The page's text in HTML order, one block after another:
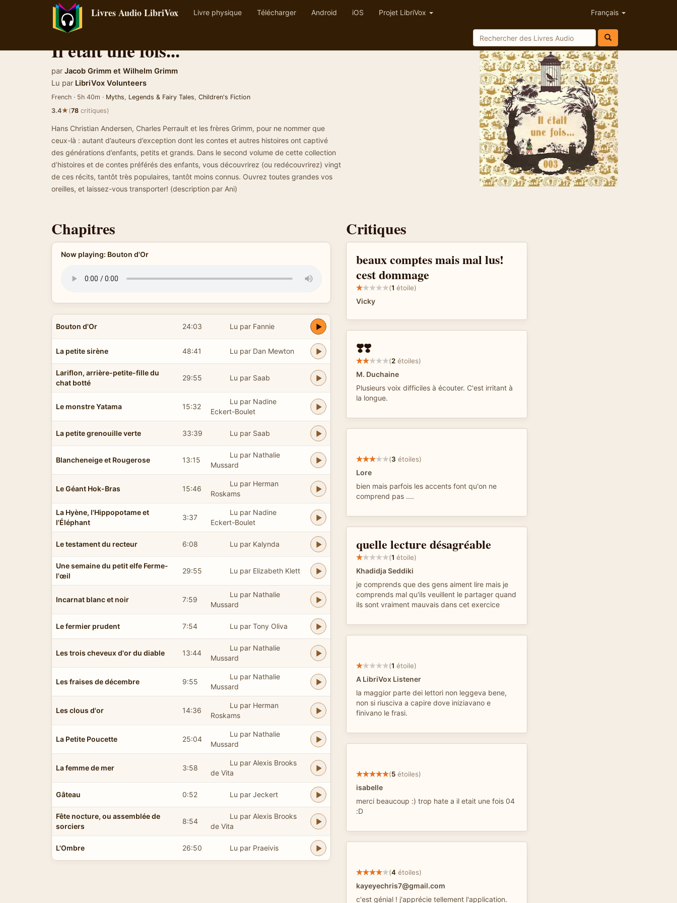
Livres Audio LibriVox Livre physique Télécharger Android iOS Projet LibriVox Français
Il était une fois...
par Jacob Grimm et Wilhelm Grimm
Lu par LibriVox Volunteers
French · 5h 40m · Myths, Legends & Fairy Tales, Children's Fiction
3.4★(78 critiques)
Hans Christian Andersen, Charles Perrault et les frères Grimm, pour ne nommer que
ceux-là : autant d’auteurs d’exception dont les contes et autres histoires ont captivé
des générations d’enfants, petits et grands. Dans le second volume de cette collection
d’histoires et de contes préférés des enfants, vous découvrirez (ou redécouvrirez) vingt
de ces récits, tantôt très populaires, tantôt moins connus. Ouvrez toutes grandes vos
oreilles, et laissez-vous transporter! (description par Ani)
Chapitres
Now playing: Bouton d'Or
Bouton d'Or 24:03 Lu par Fannie
La petite sirène 48:41 Lu par Dan Mewton
Lariflon, arrière-petite-fille du
chat botté
29:55 Lu par Saab
Le monstre Yatama 15:32
Lu par Nadine
Eckert-Boulet
La petite grenouille verte 33:39 Lu par Saab
Blancheneige et Rougerose 13:15
Lu par Nathalie
Mussard
Le Géant Hok-Bras 15:46
Lu par Herman
Roskams
La Hyène, l'Hippopotame et
l'Éléphant
3:37
Lu par Nadine
Eckert-Boulet
Le testament du recteur 6:08 Lu par Kalynda
Une semaine du petit elfe Ferme-
l'œil
29:55 Lu par Elizabeth Klett
Incarnat blanc et noir 7:59
Lu par Nathalie
Mussard
Le fermier prudent 7:54 Lu par Tony Oliva
Les trois cheveux d'or du diable 13:44
Lu par Nathalie
Mussard
Les fraises de décembre 9:55
Lu par Nathalie
Mussard
Les clous d'or 14:36
Lu par Herman
Roskams
La Petite Poucette 25:04
Lu par Nathalie
Mussard
La femme de mer 3:58
Lu par Alexis Brooks
de Vita
Gâteau 0:52 Lu par Jeckert
Fête nocture, ou assemblée de
sorciers
8:54
Lu par Alexis Brooks
de Vita
L'Ombre 26:50 Lu par Praeivis
Critiques
beaux comptes mais mal lus!
cest dommage
(1 étoile)
Vicky
❣️❣️
(2 étoiles)
M. Duchaine
Plusieurs voix difficiles à écouter. C'est irritant à
la longue.
(3 étoiles)
Lore
bien mais parfois les accents font qu'on ne
comprend pas ....
quelle lecture désagréable
(1 étoile)
Khadidja Seddiki
je comprends que des gens aiment lire mais je
comprends mal qu'ils veuillent le partager quand
ils sont vraiment mauvais dans cet exercice
(1 étoile)
A LibriVox Listener
la maggior parte dei lettori non leggeva bene,
non si riusciva a capire dove iniziavano e
finivano le frasi.
(5 étoiles)
isabelle
merci beaucoup :) trop hate a il etait une fois 04
:D
(4 étoiles)
kayeyechris7@gmail.com
c'est génial ! j'apprécie tellement l'application.